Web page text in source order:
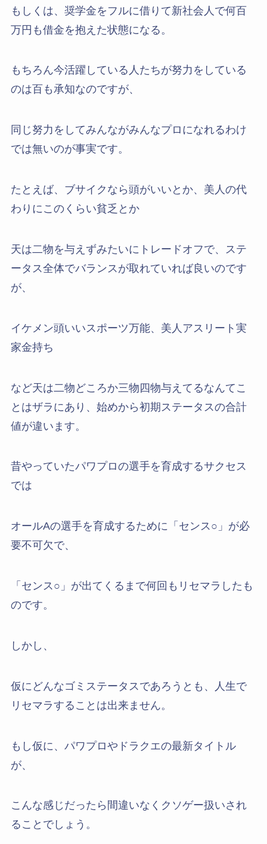
もしくは、奨学金をフルに借りて新社会人で何百
万円も借金を抱えた状態になる。
もちろん今活躍している人たちが努力をしている
のは百も承知なのですが、
同じ努力をしてみんながみんなプロになれるわけ
では無いのが事実です。
たとえば、ブサイクなら頭がいいとか、美人の代
わりにこのくらい貧乏とか
天は二物を与えずみたいにトレードオフで、ステ
ータス全体でバランスが取れていれば良いのです
が、
イケメン頭いいスポーツ万能、美人アスリート実
家金持ち
など天は二物どころか三物四物与えてるなんてこ
とはザラにあり、始めから初期ステータスの合計
値が違います。
昔やっていたパワプロの選手を育成するサクセス
では
オールAの選手を育成するために「センス○」が必
要不可欠で、
「センス○」が出てくるまで何回もリセマラしたも
のです。
しかし、
仮にどんなゴミステータスであろうとも、人生で
リセマラすることは出来ません。
もし仮に、パワプロやドラクエの最新タイトル
が、
こんな感じだったら間違いなくクソゲー扱いされ
ることでしょう。